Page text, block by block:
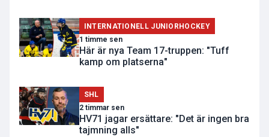
INTERNATIONELL JUNIORHOCKEY
1 timme sen
Här är nya Team 17-truppen: "Tuff
kamp om platserna"
SHL
2 timmar sen
HV71 jagar ersättare: "Det är ingen bra
tajmning alls"